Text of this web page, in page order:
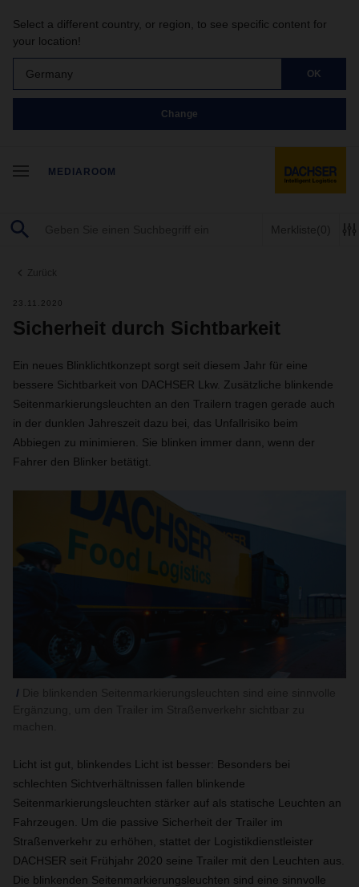
Select a different country, or region, to see specific content for
your location!
Germany OK
Change
MEDIAROOM
Merkliste(0)
Zurück
23.11.2020
Sicherheit durch Sichtbarkeit
Ein neues Blinklichtkonzept sorgt seit diesem Jahr für eine
bessere Sichtbarkeit von DACHSER Lkw. Zusätzliche blinkende
Seitenmarkierungsleuchten an den Trailern tragen gerade auch
in der dunklen Jahreszeit dazu bei, das Unfallrisiko beim
Abbiegen zu minimieren. Sie blinken immer dann, wenn der
Fahrer den Blinker betätigt.
Licht ist gut, blinkendes Licht ist besser: Besonders bei
schlechten Sichtverhältnissen fallen blinkende
Seitenmarkierungsleuchten stärker auf als statische Leuchten an
Fahrzeugen. Um die passive Sicherheit der Trailer im
Straßenverkehr zu erhöhen, stattet der Logistikdienstleister
DACHSER seit Frühjahr 2020 seine Trailer mit den Leuchten aus.
Die blinkenden Seitenmarkierungsleuchten sind eine sinnvolle